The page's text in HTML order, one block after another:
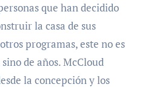
que han decidido
la casa de sus
programas, este no es
de años. McCloud
la concepción y los